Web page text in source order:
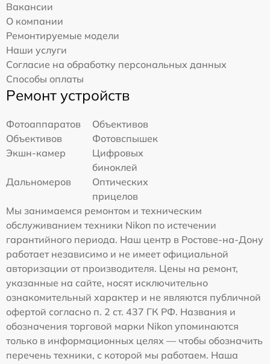
Вакансии
О компании
Ремонтируемые модели
Наши услуги
Согласие на обработку персональных данных
Способы оплаты
Ремонт устройств
Фотоаппаратов
Объективов
Объективов
Фотовспышек
Экшн-камер
Цифровых
биноклей
Дальномеров
Оптических
прицелов
Мы занимаемся ремонтом и техническим
обслуживанием техники Nikon по истечении
гарантийного периода. Наш центр в Ростове-на-Дону
работает независимо и не имеет официальной
авторизации от производителя. Цены на ремонт,
указанные на сайте, носят исключительно
ознакомительный характер и не являются публичной
офертой согласно п. 2 ст. 437 ГК РФ. Названия и
обозначения торговой марки Nikon упоминаются
только в информационных целях — чтобы обозначить
перечень техники, с которой мы работаем. Наша